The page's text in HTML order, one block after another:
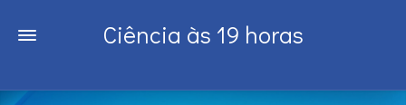
Ciência às 19 horas